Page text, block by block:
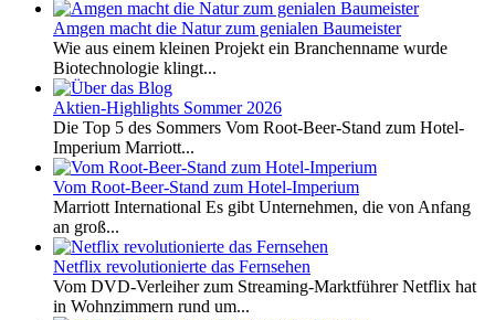
Amgen macht die Natur zum genialen Baumeister
Wie aus einem kleinen Projekt ein Branchenname wurde
Biotechnologie klingt...
Aktien-Highlights Sommer 2026
Die Top 5 des Sommers Vom Root-Beer-Stand zum Hotel-
Imperium Marriott...
Vom Root-Beer-Stand zum Hotel-Imperium
Marriott International Es gibt Unternehmen, die von Anfang
an groß...
Netflix revolutionierte das Fernsehen
Vom DVD-Verleiher zum Streaming-Marktführer Netflix hat
in Wohnzimmern rund um...